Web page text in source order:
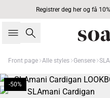
Registrer deg her og få
Søk
Front page Alle styles Gensere
-50%